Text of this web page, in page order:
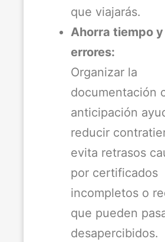
que viajarás.
Ahorra tiempo
errores:
Organizar la
documentación
anticipación
reducir
evita retrasos
por certificados
incompletos o
que pueden
desapercibidos.